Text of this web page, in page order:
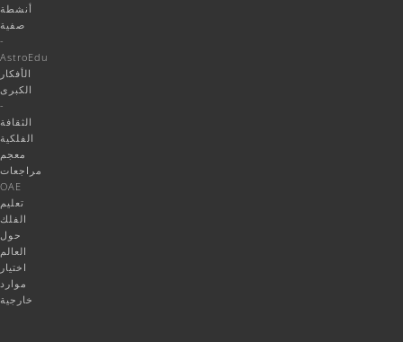
أنشطة
صفية
-
AstroEdu
الأفكار
الكبرى
-
الثقافة
الفلكية
معجم
مراجعات
OAE
تعليم
الفلك
حول
العالم
اختيار
موارد
خارجية